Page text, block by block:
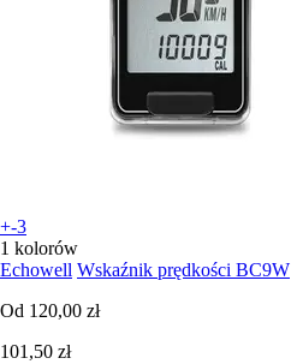
+-3
1 kolorów
Echowell Wskaźnik prędkości BC9W
Od 120,00 zł
101,50 zł